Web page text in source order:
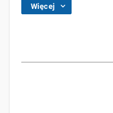
Więcej